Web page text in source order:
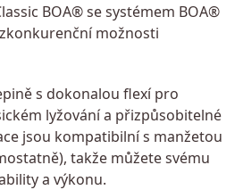
BOA® se systémem BOA®
možnosti
s dokonalou flexí pro
lyžování a přizpůsobitelné
jsou kompatibilní s manžetou
takže můžete svému
a výkonu.